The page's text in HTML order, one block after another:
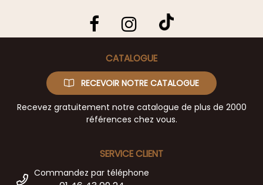
CATALOGUE
RECEVOIR NOTRE CATALOGUE
Recevez gratuitement notre catalogue de plus de 2000
références chez vous.
SERVICE CLIENT
Commandez par téléphone